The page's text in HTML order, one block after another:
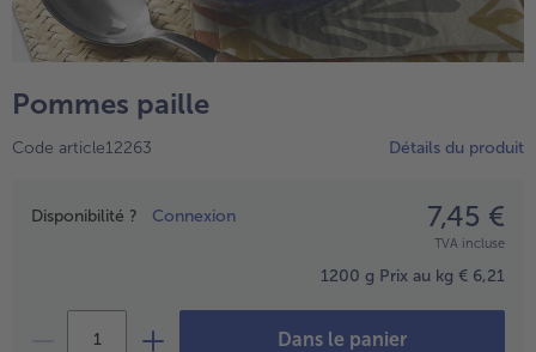
TousPlats cuisinés
Boulangerie & Pâtisserie
TousBoulangerie & Pâtisserie
TousEntrées, Apéritifs & Snacks
Produits non surgelés
TousProduits non surgelés
Pommes paille
Code article12263 Détails du produit
Prix
Disponibilité ? Connexion 7,45 €
TVA incluse
1200 g Prix au kg € 6,21
Dans le panier